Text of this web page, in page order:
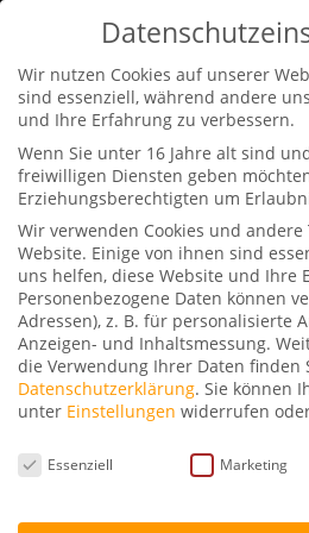
0170-2311441
Petra Schwarz
Gespräch mit
Herrmann
vonPetra Schwarz|Mai 26,
Kommentare
Wir nutzen Cookies auf unserer
sind essenziell, während andere
und Ihre Erfahrung zu verbessern.
Wenn Sie unter 16 Jahre alt sind
freiwilligen Diensten geben
Erziehungsberechtigten um
Wir verwenden Cookies und
Website. Einige von ihnen sind
uns helfen, diese Website und Ihre
Personenbezogene Daten können
Adressen), z. B. für personalisierte
Anzeigen- und Inhaltsmessung.
die Verwendung Ihrer Daten finden
Datenschutzerklärung. Sie können
unter Einstellungen widerrufen
Datenschutzeinstellungen
Essenziell Marketing